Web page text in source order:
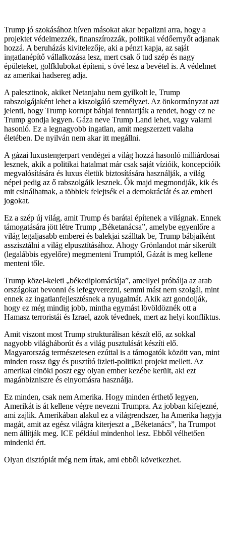
Trump jó szokásához híven másokat akar bepalizni arra, hogy a
projektet védelmezzék, finanszírozzák, politikai védőernyőt adjanak
hozzá. A beruházás kivitelezője, aki a pénzt kapja, az saját
ingatlanépítő vállalkozása lesz, mert csak ő tud szép és nagy
épületeket, golfklubokat építeni, s övé lesz a bevétel is. A védelmet
az amerikai hadsereg adja.
A palesztinok, akiket Netanjahu nem gyilkolt le, Trump
rabszolgájaként lehet a kiszolgáló személyzet. Az önkormányzat azt
jelenti, hogy Trump korrupt bábjai fenntartják a rendet, hogy ez ne
Trump gondja legyen. Gáza neve Trump Land lehet, vagy valami
hasonló. Ez a legnagyobb ingatlan, amit megszerzett valaha
életében. De nyilván nem akar itt megállni.
A gázai luxustengerpart vendégei a világ hozzá hasonló milliárdosai
lesznek, akik a politikai hatalmat már csak saját vízióik, koncepcióik
megvalósítására és luxus életük biztosítására használják, a világ
népei pedig az ő rabszolgáik lesznek. Ők majd megmondják, kik és
mit csinálhatnak, a többiek felejtsék el a demokráciát és az emberi
jogokat.
Ez a szép új világ, amit Trump és barátai építenek a világnak. Ennek
támogatására jött létre Trump „Béketanácsa”, amelybe egyenlőre a
világ legaljasabb emberei és balekjai szálltak be, Trump bábjaiként
asszisztálni a világ elpusztításához. Ahogy Grönlandot már sikerült
(legalábbis egyelőre) megmenteni Trumptól, Gázát is meg kellene
menteni tőle.
Trump közel-keleti „békediplomáciája”, amellyel próbálja az arab
országokat bevonni és lefegyverezni, semmi mást nem szolgál, mint
ennek az ingatlanfejlesztésnek a nyugalmát. Akik azt gondolják,
hogy ez még mindig jobb, mintha egymást lövöldöznék ott a
Hamasz terroristái és Izrael, azok tévednek, mert az helyi konfliktus.
Amit viszont most Trump strukturálisan készít elő, az sokkal
nagyobb világháborút és a világ pusztulását készíti elő.
Magyarország természetesen ezúttal is a támogatók között van, mint
minden rossz ügy és pusztító üzleti-politikai projekt mellett. Az
amerikai elnöki poszt egy olyan ember kezébe került, aki ezt
magánbizniszre és elnyomásra használja.
Ez minden, csak nem Amerika. Hogy minden érthető legyen,
Amerikát is át kellene végre nevezni Trumpra. Az jobban kifejezné,
ami zajlik. Amerikában alakul ez a világrendszer, ha Amerika hagyja
magát, amit az egész világra kiterjeszt a „Béketanács”, ha Trumpot
nem állítják meg. ICE például mindenhol lesz. Ebből vélhetően
mindenki ért.
Olyan disztópiát még nem írtak, ami ebből következhet.